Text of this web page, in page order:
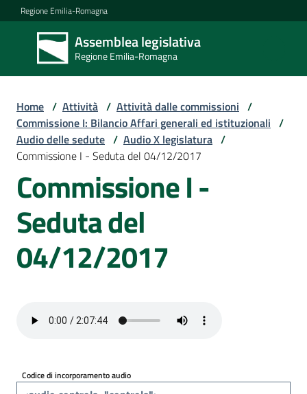
Vai al contenuto
Vai alla navigazione
Vai al footer
Regione Emilia-Romagna
Assemblea legislativa
Regione Emilia-Romagna
Assemblea
legislativa
Regione Emilia-
Assemblea
Attività
Argomenti
Per
Home / Attività / Attività dalle commissioni /
Commissione I: Bilancio Affari generali ed istituzionali /
Audio delle sedute / Audio X legislatura /
Commissione I - Seduta del 04/12/2017
Commissione I -
Seduta del
04/12/2017
Codice di incorporamento audio